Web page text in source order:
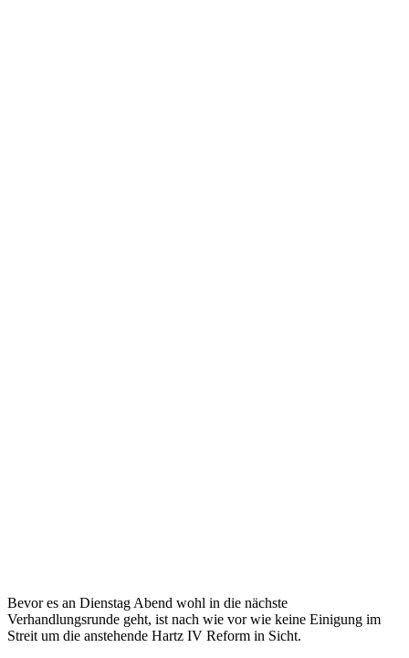
Bevor es an Dienstag Abend wohl in die nächste
Verhandlungsrunde geht, ist nach wie vor wie keine Einigung im
Streit um die anstehende Hartz IV Reform in Sicht.